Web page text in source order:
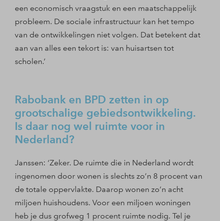
een economisch vraagstuk en een maatschappelijk
probleem. De sociale infrastructuur kan het tempo
van de ontwikkelingen niet volgen. Dat betekent dat
aan van alles een tekort is: van huisartsen tot
scholen.’
Rabobank en BPD zetten in op
grootschalige gebiedsontwikkeling.
Is daar nog wel ruimte voor in
Nederland?
Janssen: ‘Zeker. De ruimte die in Nederland wordt
ingenomen door wonen is slechts zo’n 8 procent van
de totale oppervlakte. Daarop wonen zo’n acht
miljoen huishoudens. Voor een miljoen woningen
heb je dus grofweg 1 procent ruimte nodig. Tel je